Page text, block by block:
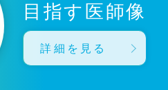
目指す医師像
詳細を見る